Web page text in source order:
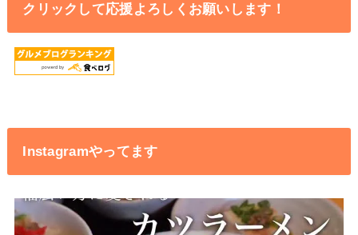
クリックして応援よろしくお願いします！
Instagramやってます